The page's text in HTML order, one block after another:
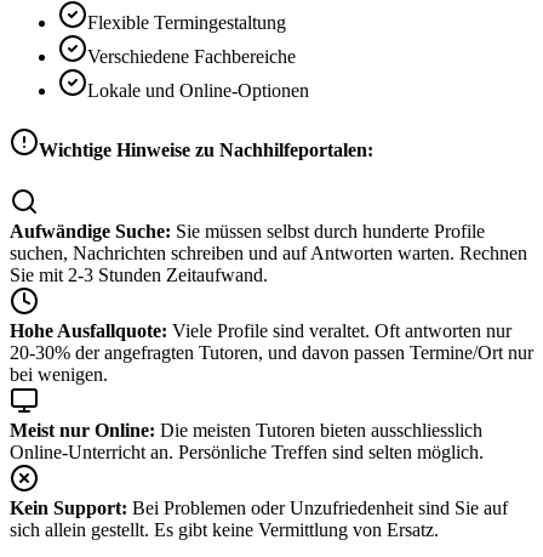
Flexible Termingestaltung
Verschiedene Fachbereiche
Lokale und Online-Optionen
Wichtige Hinweise zu Nachhilfeportalen:
Aufwändige Suche: Sie müssen selbst durch hunderte Profile
suchen, Nachrichten schreiben und auf Antworten warten. Rechnen
Sie mit 2-3 Stunden Zeitaufwand.
Hohe Ausfallquote: Viele Profile sind veraltet. Oft antworten nur
20-30% der angefragten Tutoren, und davon passen Termine/Ort nur
bei wenigen.
Meist nur Online: Die meisten Tutoren bieten ausschliesslich
Online-Unterricht an. Persönliche Treffen sind selten möglich.
Kein Support: Bei Problemen oder Unzufriedenheit sind Sie auf
sich allein gestellt. Es gibt keine Vermittlung von Ersatz.